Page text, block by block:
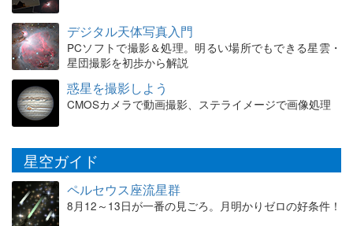
デジタル天体写真入門
PCソフトで撮影＆処理。明るい場所でもできる星雲・
星団撮影を初歩から解説
惑星を撮影しよう
CMOSカメラで動画撮影、ステライメージで画像処理
星空ガイド
ペルセウス座流星群
8月12～13日が一番の見ごろ。月明かりゼロの好条件！